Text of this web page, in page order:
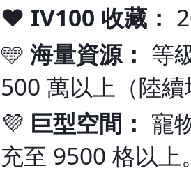
❤️ IV100 收藏：
🩵 海量資源： 等
500 萬以上（陸
💜 巨型空間： 寵
充至 9500 格以上